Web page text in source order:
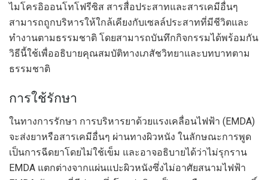
ไมโครอิออนโทโฟรีซิส สารสื่อประสาทและสารเคมีอื่นๆ
สามารถถูกบริหารให้ใกล้เคียงกับเซลล์ประสาทที่มีชีวิตและ
ทำงานตามธรรมชาติ โดยสามารถบันทึกกิจกรรมได้พร้อมกัน
วิธีนี้ใช้เพื่ออธิบายคุณสมบัติทางเภสัชวิทยาและบทบาทตาม
ธรรมชาติ
การใช้รักษา
ในทางการรักษา การบริหารยาด้วยแรงเคลื่อนไฟฟ้า (EMDA)
จะส่งยาหรือสารเคมีอื่นๆ ผ่านทางผิวหนัง ในลักษณะการพูด
เป็นการฉีดยาโดยไม่ใช้เข็ม และอาจอธิบายได้ว่าไม่รุกราน
EMDA แตกต่างจากแผ่นแปะผิวหนังซึ่งไม่อาศัยสนามไฟฟ้า